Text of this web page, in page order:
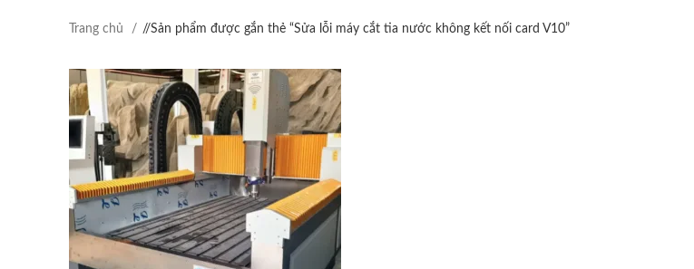
Trang chủ / Sản phẩm được gắn thẻ “Sửa lỗi máy cắt tia nước không kết nối card V10”